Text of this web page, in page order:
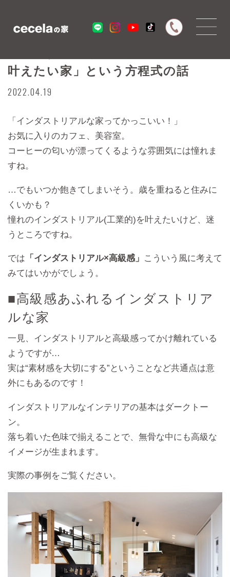
叶えたい家」という方程式の話
2022.04.19
「インダストリアルな家ってかっこいい！」
お気に入りのカフェ、美容室。
コーヒーの匂いが漂ってくるような雰囲気には憧れま
すね。
…でもいつか飽きてしまいそう。歳を重ねると住みに
くいかも？
憧れのインダストリアル(工業的)を叶えたいけど、迷
うところですね。
では 「インダストリアル×高級感」 こういう風に考えて
みてはいかがでしょう。
■高級感あふれるインダストリア
ルな家
一見、インダストリアルと高級感ってかけ離れている
ようですが…
実は“素材感を大切にする”ということなど共通点は意
外にもあるのです！
インダストリアルなインテリアの基本はダークトー
ン。
落ち着いた色味で揃えることで、無骨な中にも高級な
イメージが生まれます。
実際の事例をご覧ください。